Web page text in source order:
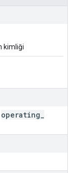
kimliği
operating